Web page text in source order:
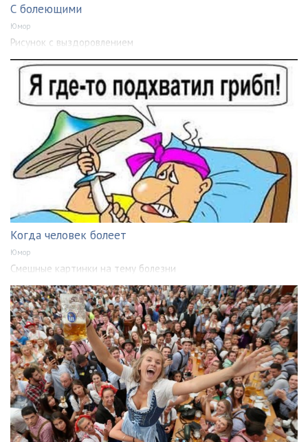
С болеющими
Юмор
Рисунок с выздоровлением
Когда человек болеет
Юмор
Смешные картинки на тему болезни